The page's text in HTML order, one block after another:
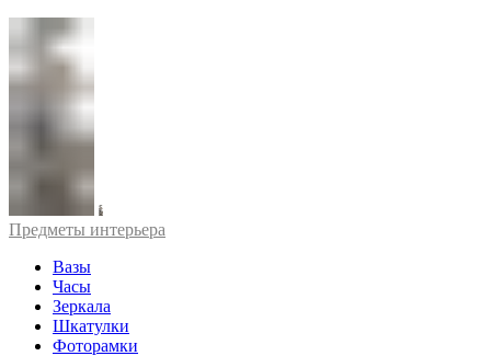
Предметы интерьера
Вазы
Часы
Зеркала
Шкатулки
Фоторамки